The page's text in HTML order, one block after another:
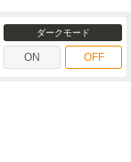
ダークモード
ON OFF